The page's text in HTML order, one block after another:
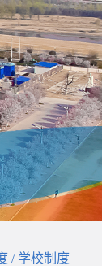
/ 学校制度